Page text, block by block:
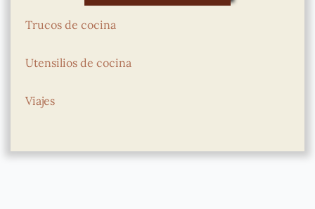
Trucos de cocina
Utensilios de cocina
Viajes